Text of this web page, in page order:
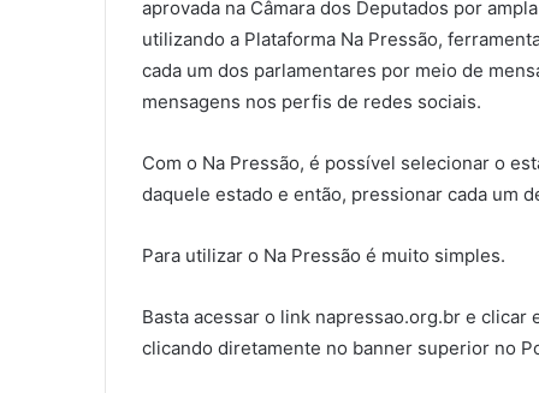
aprovada na Câmara dos Deputados por
utilizando a Plataforma Na Pressão,
cada um dos parlamentares por meio de
mensagens nos perfis de redes sociais.
Com o Na Pressão, é possível selecionar o
daquele estado e então, pressionar cada um
Para utilizar o Na Pressão é muito simples.
Basta acessar o link napressao.org.br e
clicando diretamente no banner superior no